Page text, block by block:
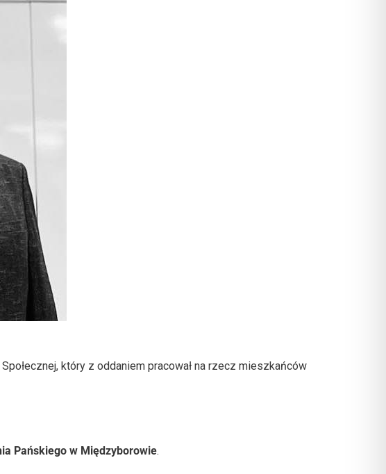
który z oddaniem pracował na rzecz mieszkańców
Pańskiego w Międzyborowie.